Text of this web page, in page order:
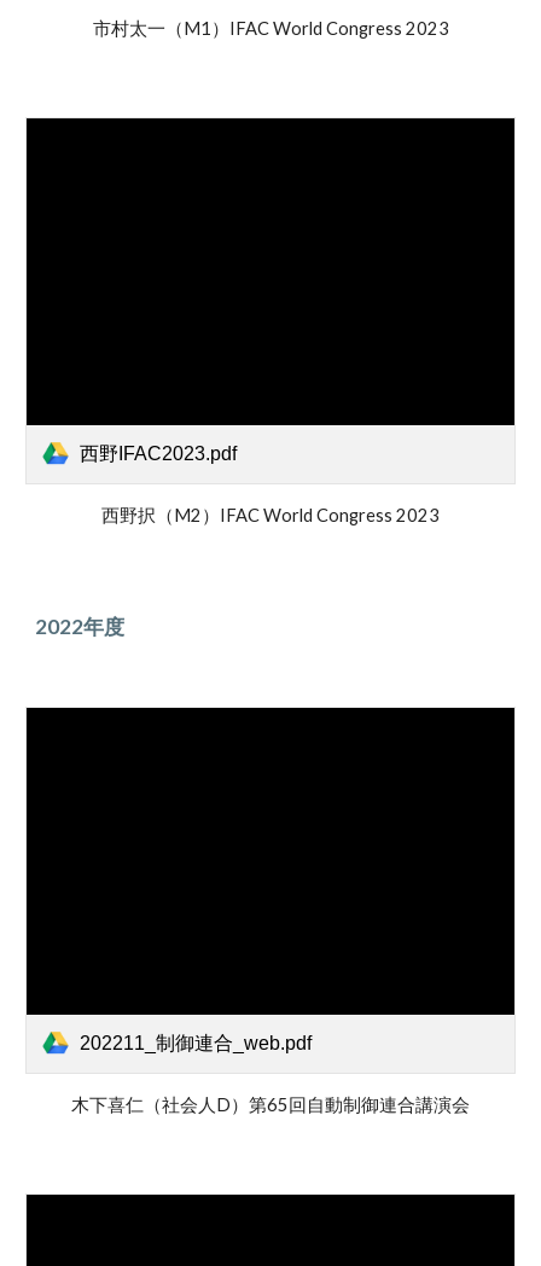
市村太一（M1）IFAC World Congress 2023
西野IFAC2023.pdf
西野択（M2）IFAC World Congress 2023
2022年度
202211_制御連合_web.pdf
木下喜仁（社会人D）第65回自動制御連合講演会